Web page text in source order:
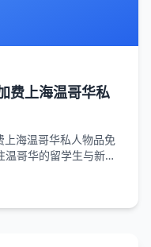
费上海温哥华私
海温哥华私人物品免
-寄出-签收”这般简
运纠纷源...